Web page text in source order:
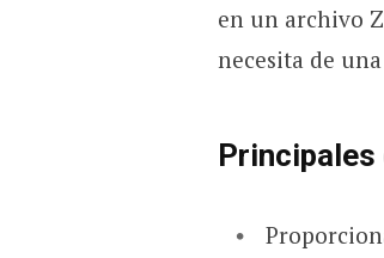
en un archivo
necesita de